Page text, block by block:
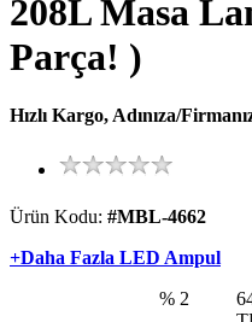
208L Masa
Parça! )
Hızlı Kargo, Adınıza/
Ürün Kodu: #MBL-4662
+Daha Fazla LED Ampul
% 2